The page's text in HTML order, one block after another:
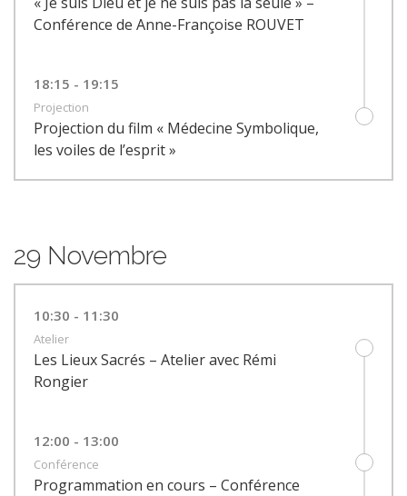
Conférence de Anne-Françoise ROUVET
18:15 - 19:15
Projection
Projection du film « Médecine Symbolique,
les voiles de l’esprit »
29 Novembre
10:30 - 11:30
Atelier
Les Lieux Sacrés – Atelier avec Rémi
Rongier
12:00 - 13:00
Conférence
Programmation en cours – Conférence